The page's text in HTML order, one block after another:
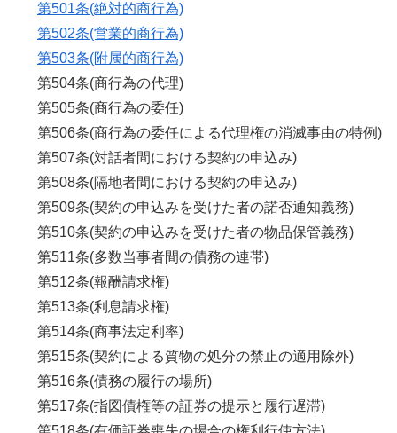
第501条(絶対的商行為)
第502条(営業的商行為)
第503条(附属的商行為)
第504条(商行為の代理)
第505条(商行為の委任)
第506条(商行為の委任による代理権の消滅事由の特例)
第507条(対話者間における契約の申込み)
第508条(隔地者間における契約の申込み)
第509条(契約の申込みを受けた者の諾否通知義務)
第510条(契約の申込みを受けた者の物品保管義務)
第511条(多数当事者間の債務の連帯)
第512条(報酬請求権)
第513条(利息請求権)
第514条(商事法定利率)
第515条(契約による質物の処分の禁止の適用除外)
第516条(債務の履行の場所)
第517条(指図債権等の証券の提示と履行遅滞)